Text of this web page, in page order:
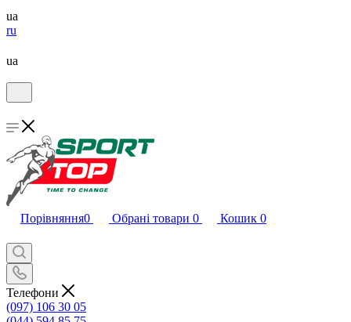
ua
ru
ua
Порівняння0 Обрані товари 0 Кошик 0
Телефони
(097) 106 30 05